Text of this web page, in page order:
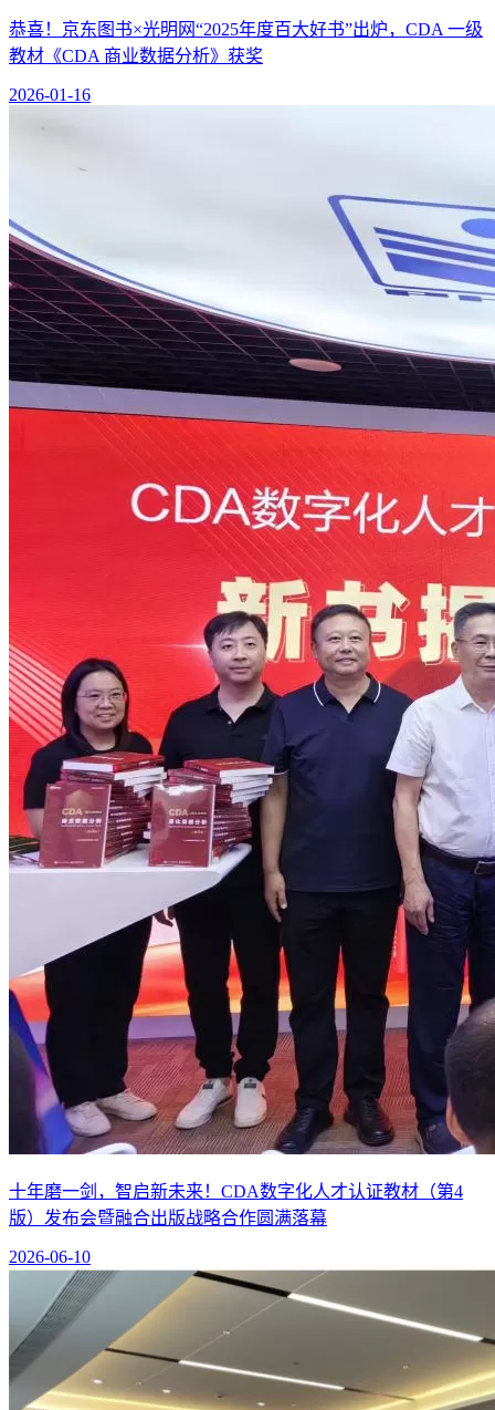
恭喜！京东图书×光明网“2025年度百大好书”出炉，CDA 一级
教材《CDA 商业数据分析》获奖
2026-01-16
十年磨一剑，智启新未来！CDA数字化人才认证教材（第4
版）发布会暨融合出版战略合作圆满落幕
2026-06-10